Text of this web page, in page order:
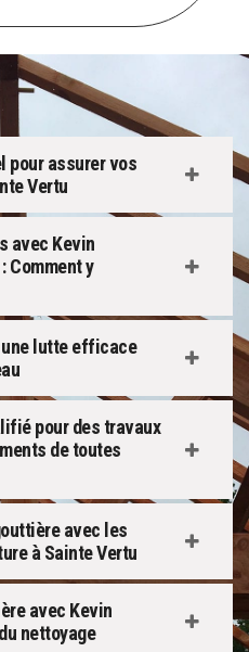
pour assurer vos
Vertu
avec Kevin
Comment y
une lutte efficace
pour des travaux
de toutes
avec les
à Sainte Vertu
avec Kevin
nettoyage